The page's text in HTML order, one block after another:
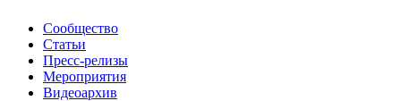
Сообщество
Статьи
Пресс-релизы
Мероприятия
Видеоархив